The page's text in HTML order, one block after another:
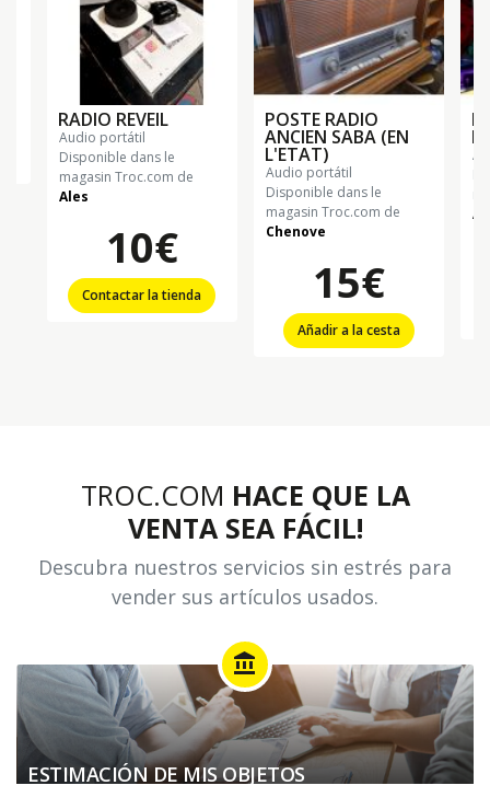
RADIO REVEIL
audio portátil
Disponible dans le
magasin Troc.com de
Ales
10€
Contactar la tienda
POSTE RADIO
ANCIEN SABA (EN
L'ETAT)
audio portátil
Disponible dans le
magasin Troc.com de
Chenove
15€
Añadir a la cesta
TROC.COM HACE QUE LA
VENTA SEA FÁCIL!
Descubra nuestros servicios sin estrés para
vender sus artículos usados.
account_balance
ESTIMACIÓN DE MIS OBJETOS